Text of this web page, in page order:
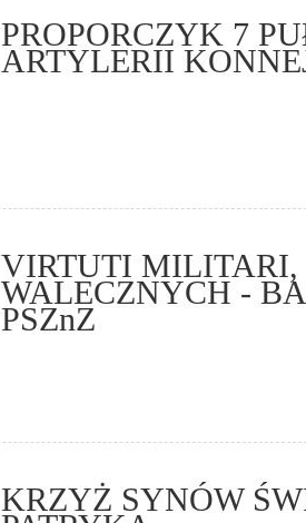
PROPORCZYK 7
ARTYLERII
VIRTUTI MILITARI,
WALECZNYCH -
PSZnZ
KRZYŻ SYNÓW